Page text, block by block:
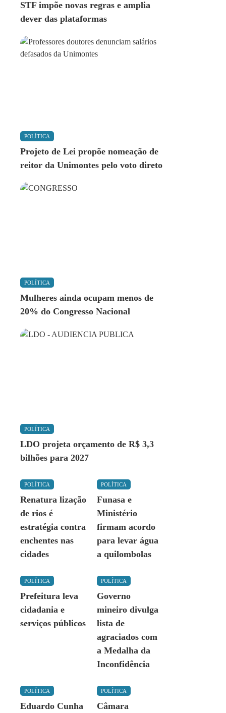
STF impõe novas regras e amplia
dever das plataformas
POLÍTICA
Projeto de Lei propõe nomeação de
reitor da Unimontes pelo voto direto
POLÍTICA
Mulheres ainda ocupam menos de
20% do Congresso Nacional
POLÍTICA
LDO projeta orçamento de R$ 3,3
bilhões para 2027
POLÍTICA
Renatura lização
de rios é
estratégia contra
enchentes nas
cidades
POLÍTICA
Funasa e
Ministério
firmam acordo
para levar água
a quilombolas
POLÍTICA
Prefeitura leva
cidadania e
serviços públicos
POLÍTICA
Governo
mineiro divulga
lista de
agraciados com
a Medalha da
Inconfidência
POLÍTICA
Eduardo Cunha
POLÍTICA
Câmara